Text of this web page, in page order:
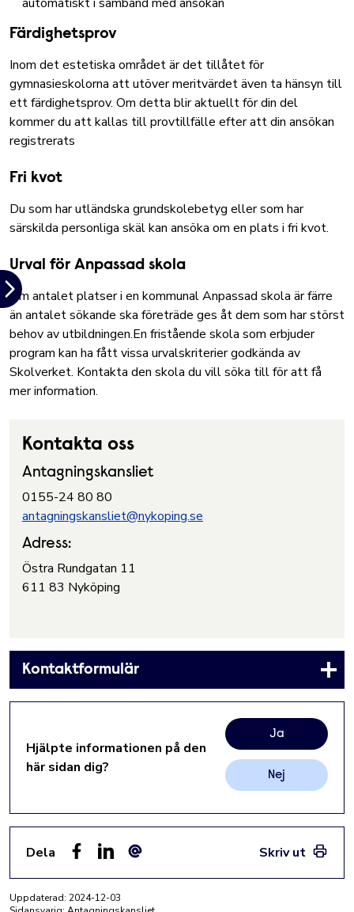
Färdighetsprov
Inom det estetiska området är det tillåtet för
gymnasieskolorna att utöver meritvärdet även ta hänsyn till
ett färdighetsprov. Om detta blir aktuellt för din del
kommer du att kallas till provtillfälle efter att din ansökan
registrerats
Fri kvot
Du som har utländska grundskolebetyg eller som har
särskilda personliga skäl kan ansöka om en plats i fri kvot.
Urval för Anpassad skola
Om antalet platser i en kommunal Anpassad skola är färre
än antalet sökande ska företräde ges åt dem som har störst
behov av utbildningen.En fristående skola som erbjuder
program kan ha fått vissa urvalskriterier godkända av
Skolverket. Kontakta den skola du vill söka till för att få
mer information.
Kontakta oss
Antagningskansliet
0155-24 80 80
antagningskansliet@nykoping.se
Adress:
Östra Rundgatan 11
611 83 Nyköping
Kontaktformulär
Hjälpte informationen på den
här sidan dig?
Ja
Nej
Dela
Skriv ut
Uppdaterad: 2024-12-03